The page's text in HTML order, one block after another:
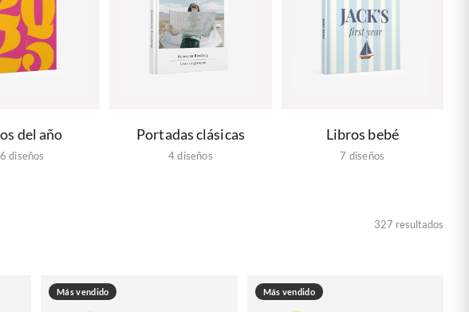
BÉLGICA
ALEMANIA
CHEQUIA
🇪🇪
del año
diseños
Portadas clásicas
4 diseños
Libros bebé
7 diseños
327 resultados
Más vendido Más vendido